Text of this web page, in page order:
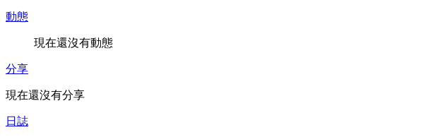
動態
現在還沒有動態
分享
現在還沒有分享
日誌